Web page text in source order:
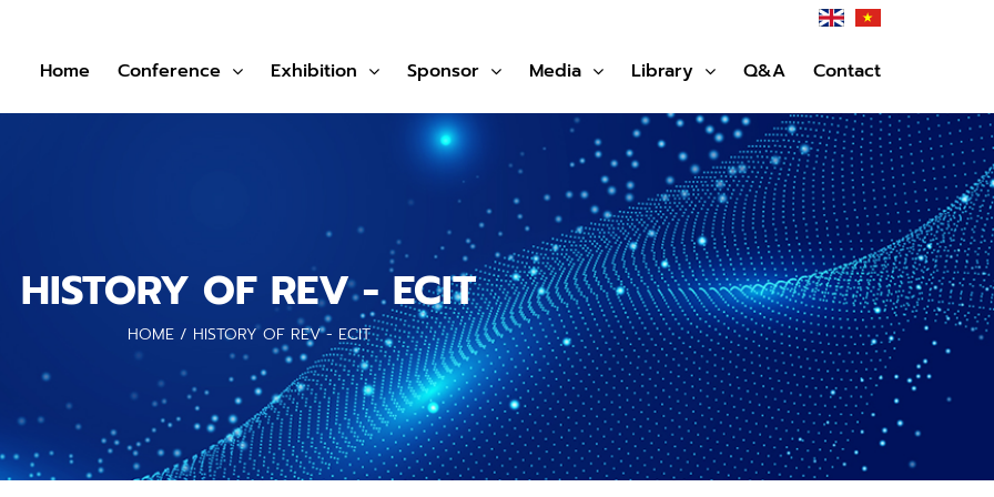
Home Conference Exhibition Sponsor Media Library Q&A Contact
HISTORY OF REV - ECIT
HOME/ HISTORY OF REV - ECIT